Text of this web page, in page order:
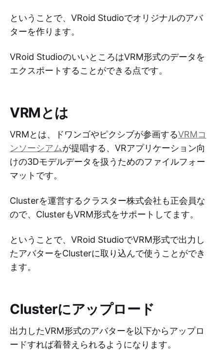
ということで、VRoid Studioでオリジナルのアバ
ターを作ります。
VRoid StudioのいいところはVRM形式のデータを
エクスポートすることができる点です。
VRMとは
VRMとは、ドワンゴやピクシブが参画するVRMコ
ンソーシアムが提唱する、VRアプリケーション向
けの3Dモデルデータを扱うためのファイルフォー
マットです。
Clusterを運営するクラスター株式会社も正会員な
ので、ClusterもVRM形式をサポートしてます。
ということで、VRoid StudioでVRM形式で出力し
たアバターをClusterに取り込んで使うことができ
ます。
Clusterにアップロード
出力したVRM形式のアバターを以下からアップロ
ードすれば着替えられるようになります。